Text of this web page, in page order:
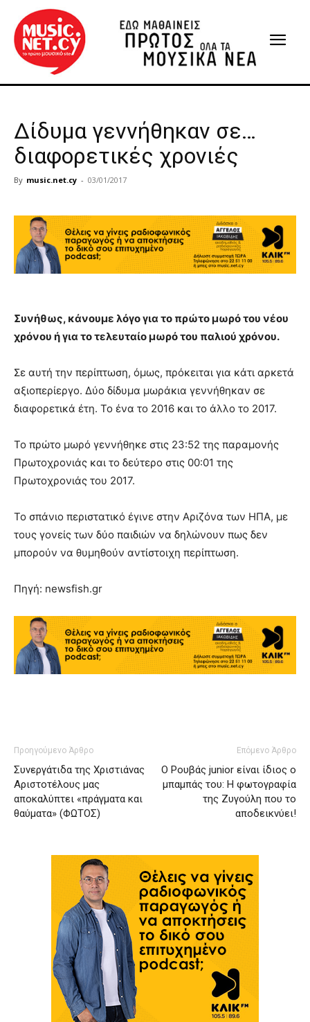
Δίδυμα γεννήθηκαν σε…
διαφορετικές χρονιές
By music.net.cy - 03/01/2017
Συνήθως, κάνουμε λόγο για το πρώτο μωρό του νέου
χρόνου ή για το τελευταίο μωρό του παλιού χρόνου.
Σε αυτή την περίπτωση, όμως, πρόκειται για κάτι αρκετά
αξιοπερίεργο. Δύο δίδυμα μωράκια γεννήθηκαν σε
διαφορετικά έτη. Το ένα το 2016 και το άλλο το 2017.
Το πρώτο μωρό γεννήθηκε στις 23:52 της παραμονής
Πρωτοχρονιάς και το δεύτερο στις 00:01 της
Πρωτοχρονιάς του 2017.
Το σπάνιο περιστατικό έγινε στην Αριζόνα των ΗΠΑ, με
τους γονείς των δύο παιδιών να δηλώνουν πως δεν
μπορούν να θυμηθούν αντίστοιχη περίπτωση.
Πηγή: newsfish.gr
Προηγούμενο Άρθρο
Συνεργάτιδα της Χριστιάνας
Αριστοτέλους μας
αποκαλύπτει «πράγματα και
θαύματα» (ΦΩΤΟΣ)
Επόμενο Άρθρο
Ο Ρουβάς junior είναι ίδιος ο
μπαμπάς του: H φωτογραφία
της Ζυγούλη που το
αποδεικνύει!